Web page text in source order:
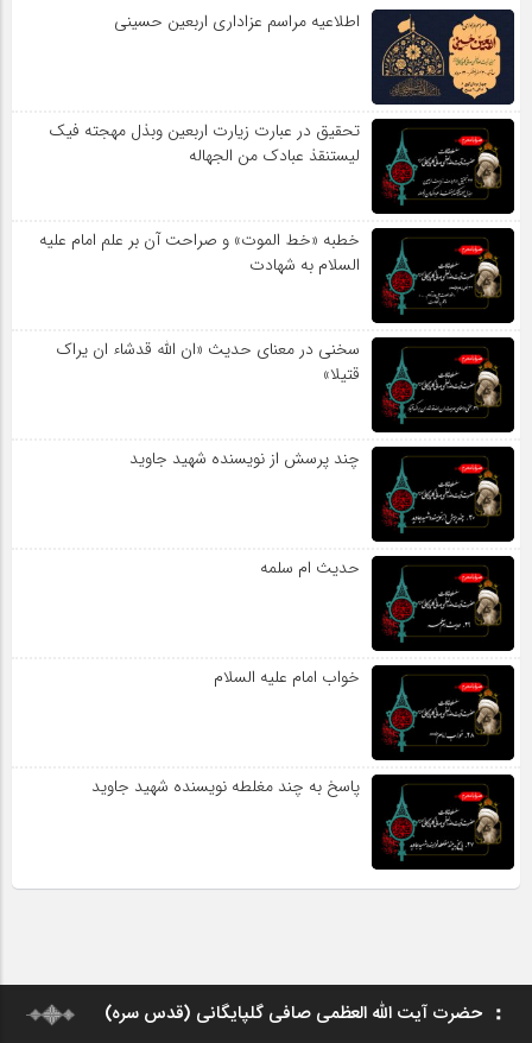
اطلاعیه مراسم عزاداری اربعین حسینی
تحقیق در عبارت زیارت اربعین وبذل مهجته فیک
لیستنقذ عبادک من الجهاله
خطبه «خط الموت» و صراحت آن بر علم امام علیه
السلام به شهادت
سخنی در معنای حدیث «ان الله قدشاء ان یراک
قتیلا»
چند پرسش از نویسنده شهید جاوید
حدیث ام سلمه
خواب امام علیه السلام
پاسخ به چند مغلطه نویسنده شهید جاوید
حضرت آیت الله العظمی صافی گلپایگانی (قدس سره)